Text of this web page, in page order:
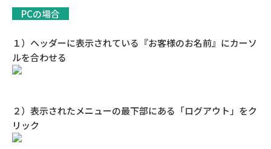
PCの場合
１）ヘッダーに表示されている『お客様のお名前』にカーソ
ルを合わせる
２）表示されたメニューの最下部にある「ログアウト」をク
リック